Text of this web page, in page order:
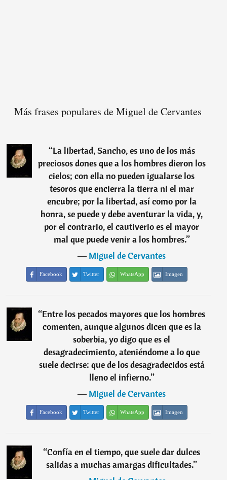
Más frases populares de Miguel de Cervantes
“La libertad, Sancho, es uno de los más
preciosos dones que a los hombres dieron los
cielos; con ella no pueden igualarse los
tesoros que encierra la tierra ni el mar
encubre; por la libertad, así como por la
honra, se puede y debe aventurar la vida, y,
por el contrario, el cautiverio es el mayor
mal que puede venir a los hombres.”
―Miguel de Cervantes
Facebook Twitter WhatsApp Imagen
“Entre los pecados mayores que los hombres
comenten, aunque algunos dicen que es la
soberbia, yo digo que es el
desagradecimiento, ateniéndome a lo que
suele decirse: que de los desagradecidos está
lleno el infierno.”
―Miguel de Cervantes
Facebook Twitter WhatsApp Imagen
“Confía en el tiempo, que suele dar dulces
salidas a muchas amargas dificultades.”